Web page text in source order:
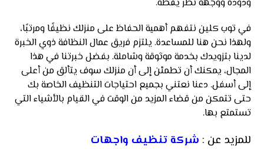
ودودة ووجهة نظر يقظة.
في توب كلين نتفهم أهمية الحفاظ على منزلك نظيفًا ومرتبًا،
ولهذا نحن هنا للمساعدة. يلتزم فريق عمال النظافة ذوي الخبرة
لدينا بتزويدك بخدمة موثوقة وشاملة. بفضل خبرتنا في هذا
المجال، يمكنك أن تطمئن إلى أن منزلك سوف يتألق من أعلى
إلى أسفل. دعنا نعتني بجميع احتياجات التنظيف الخاصة بك
حتى تتمكن من قضاء المزيد من الوقت في القيام بالأشياء التي
تستمتع بها.
للمزيد عن : شركة تنظيف واجهات